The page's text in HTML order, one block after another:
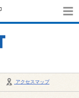
アクセスマップ